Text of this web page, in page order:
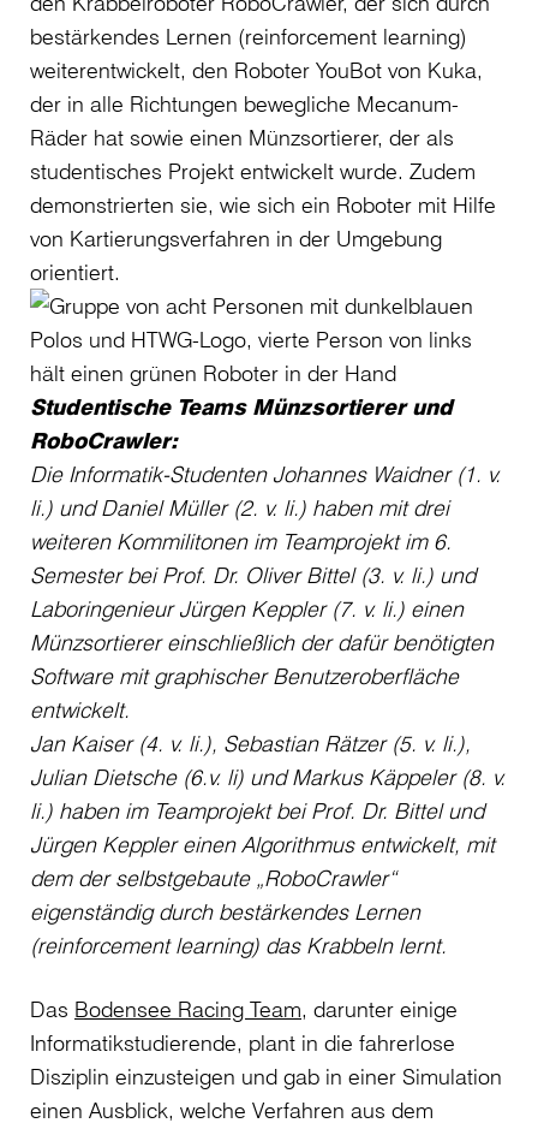
bestärkendes Lernen (reinforcement learning)
weiterentwickelt, den Roboter YouBot von Kuka,
der in alle Richtungen bewegliche Mecanum-
Räder hat sowie einen Münzsortierer, der als
studentisches Projekt entwickelt wurde. Zudem
demonstrierten sie, wie sich ein Roboter mit Hilfe
von Kartierungsverfahren in der Umgebung
orientiert.
Studentische Teams Münzsortierer und
RoboCrawler:
Die Informatik-Studenten Johannes Waidner (1. v.
li.) und Daniel Müller (2. v. li.) haben mit drei
weiteren Kommilitonen im Teamprojekt im 6.
Semester bei Prof. Dr. Oliver Bittel (3. v. li.) und
Laboringenieur Jürgen Keppler (7. v. li.) einen
Münzsortierer einschließlich der dafür benötigten
Software mit graphischer Benutzeroberfläche
entwickelt.
Jan Kaiser (4. v. li.), Sebastian Rätzer (5. v. li.),
Julian Dietsche (6.v. li) und Markus Käppeler (8. v.
li.) haben im Teamprojekt bei Prof. Dr. Bittel und
Jürgen Keppler einen Algorithmus entwickelt, mit
dem der selbstgebaute „RoboCrawler“
eigenständig durch bestärkendes Lernen
(reinforcement learning) das Krabbeln lernt.
Das Bodensee Racing Team, darunter einige
Informatikstudierende, plant in die fahrerlose
Disziplin einzusteigen und gab in einer Simulation
einen Ausblick, welche Verfahren aus dem